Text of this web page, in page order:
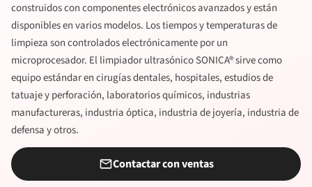
construidos con componentes electrónicos avanzados y están
disponibles en varios modelos. Los tiempos y temperaturas de
limpieza son controlados electrónicamente por un
microprocesador. El limpiador ultrasónico SONICA® sirve como
equipo estándar en cirugías dentales, hospitales, estudios de
tatuaje y perforación, laboratorios químicos, industrias
manufactureras, industria óptica, industria de joyería, industria de
defensa y otros.
Contactar con ventas